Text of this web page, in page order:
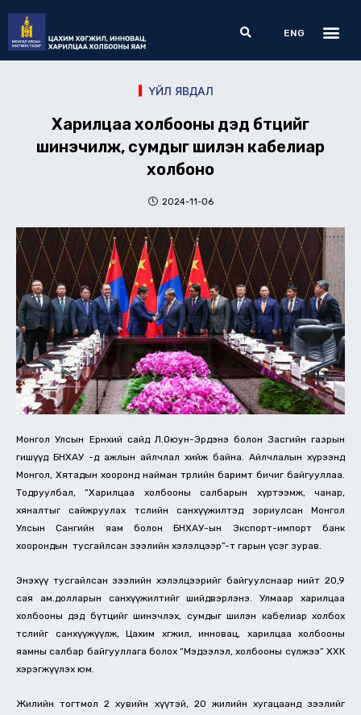
content
Search
ENG
ҮЙЛ ЯВДАЛ
Харилцаа холбооны дэд бүтцийг
шинэчилж, сумдыг шилэн кабелиар
холбоно
2024-11-06
Монгол Улсын Ерөнхий сайд Л.Оюун-Эрдэнэ болон Засгийн газрын
гишүүд БНХАУ -д ажлын айлчлал хийж байна. Айлчлалын хүрээнд
Монгол, Хятадын хооронд найман төрлийн баримт бичиг байгууллаа.
Тодруулбал, “Харилцаа холбооны салбарын хүртээмж, чанар,
хяналтыг сайжруулах төслийн санхүүжилтэд зориулсан Монгол
Улсын Сангийн яам болон БНХАУ-ын Экспорт-импорт банк
хоорондын тусгайлсан зээлийн хэлэлцээр”-т гарын үсэг зурав.
Энэхүү тусгайлсан зээлийн хэлэлцээрийг байгуулснаар нийт 20,9
сая ам.долларын санхүүжилтийг шийдвэрлэнэ. Улмаар харилцаа
холбооны дэд бүтцийг шинэчлэх, сумдыг шилэн кабелиар холбох
төслийг санхүүжүүлж, Цахим хөгжил, инновац, харилцаа холбооны
яамны салбар байгууллага болох “Мэдээлэл, холбооны сүлжээ” ХХК
хэрэгжүүлэх юм.
Жилийн тогтмол 2 хувийн хүүтэй, 20 жилийн хугацаанд зээлийг